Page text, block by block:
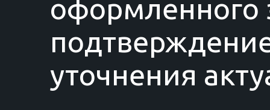
оформленного
уточнения